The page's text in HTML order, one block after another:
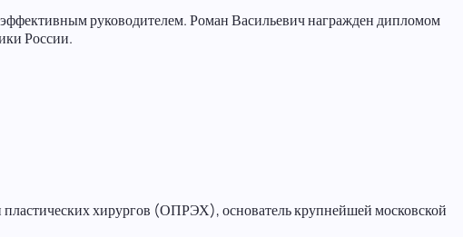
руководителем. Роман Васильевич награжден дипломом
России.
хирургов (ОПРЭХ), основатель крупнейшей московской